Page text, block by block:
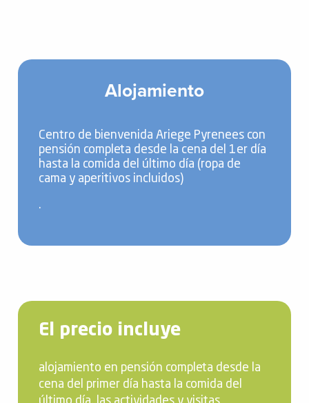
Alojamiento
Centro de bienvenida Ariege Pyrenees con
pensión completa desde la cena del 1er día
hasta la comida del último día (ropa de
cama y aperitivos incluidos)
.
El precio incluye
alojamiento en pensión completa desde la
cena del primer día hasta la comida del